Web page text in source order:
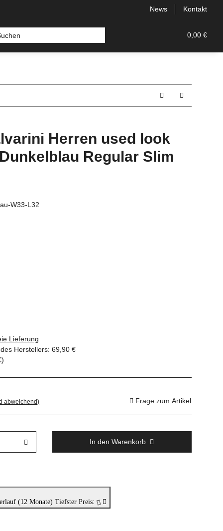
News Kontakt
0,00 €
Herren used look
Regular Slim
W33-L32
Lieferung
Herstellers: 69,90 €
)
abweichend) Frage zum Artikel
In den Warenkorb
(12 Monate) Tiefster Preis: